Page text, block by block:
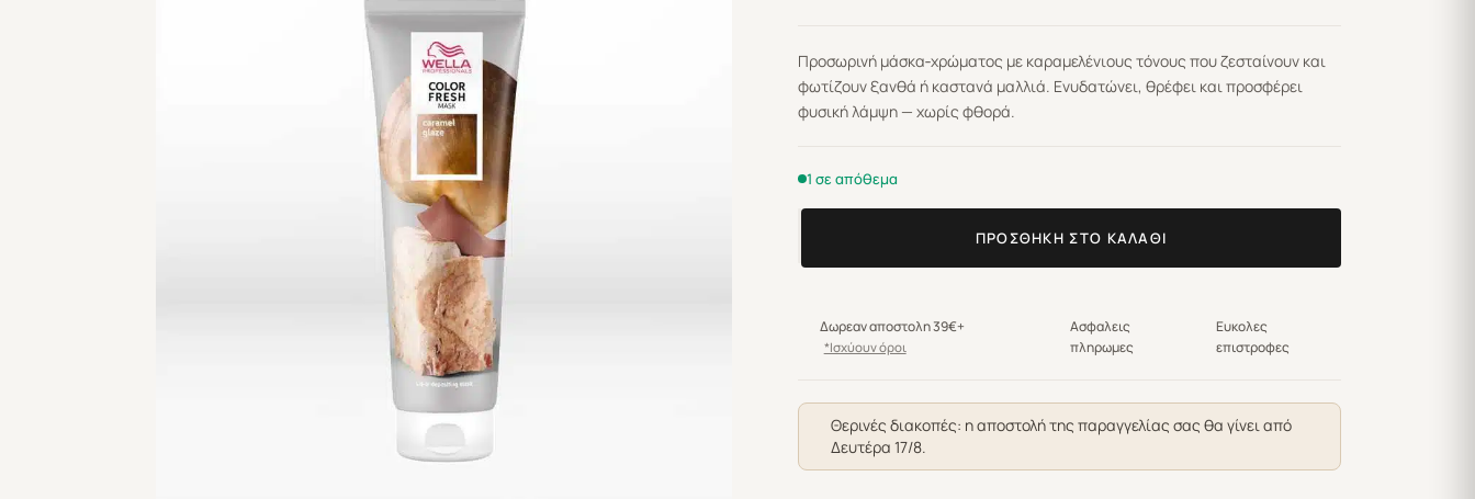
Προσωρινή μάσκα‑χρώματος με καραμελένιους τόνους που ζεσταίνουν και
φωτίζουν ξανθά ή καστανά μαλλιά. Ενυδατώνει, θρέφει και προσφέρει
φυσική λάμψη — χωρίς φθορά.
1 σε απόθεμα
Professionals
Fresh
Mask
Glaze
150ml
ποσότητα
ΠΡΟΣΘΉΚΗ ΣΤΟ ΚΑΛΆΘΙ
Δωρεαν αποστολη 39€+
*Ισχύουν όροι
Ασφαλεις
πληρωμες
Ευκολες
επιστροφες
Θερινές διακοπές: η αποστολή της παραγγελίας σας θα γίνει από
Δευτέρα 17/8.